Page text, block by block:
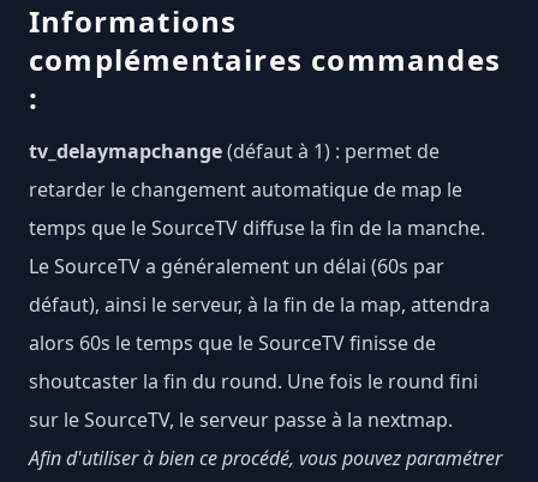
Informations
complémentaires commandes
:
tv_delaymapchange(défaut à 1) : permet de
retarder le changement automatique de map le
temps que le SourceTV diffuse la fin de la manche.
Le SourceTV a généralement un délai (60s par
défaut), ainsi le serveur, à la fin de la map, attendra
alors 60s le temps que le SourceTV finisse de
shoutcaster la fin du round. Une fois le round fini
sur le SourceTV, le serveur passe à la nextmap.
Afin d'utiliser à bien ce procédé, vous pouvez paramétrer